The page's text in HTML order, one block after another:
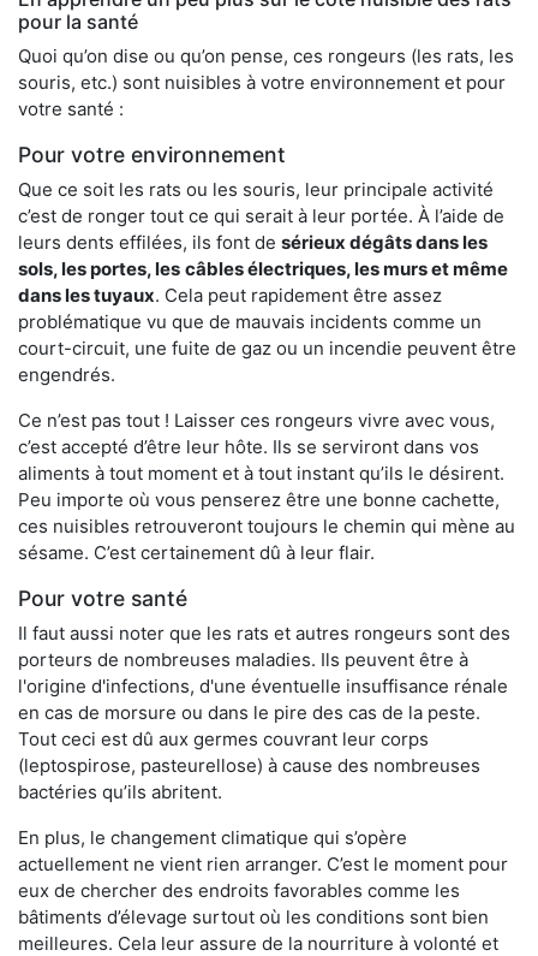
pour la santé
Quoi qu’on dise ou qu’on pense, ces rongeurs (les rats, les
souris, etc.) sont nuisibles à votre environnement et pour
votre santé :
Pour votre environnement
Que ce soit les rats ou les souris, leur principale activité
c’est de ronger tout ce qui serait à leur portée. À l’aide de
leurs dents effilées, ils font de sérieux dégâts dans les
sols, les portes, les câbles électriques, les murs et même
dans les tuyaux. Cela peut rapidement être assez
problématique vu que de mauvais incidents comme un
court-circuit, une fuite de gaz ou un incendie peuvent être
engendrés.
Ce n’est pas tout ! Laisser ces rongeurs vivre avec vous,
c’est accepté d’être leur hôte. Ils se serviront dans vos
aliments à tout moment et à tout instant qu’ils le désirent.
Peu importe où vous penserez être une bonne cachette,
ces nuisibles retrouveront toujours le chemin qui mène au
sésame. C’est certainement dû à leur flair.
Pour votre santé
Il faut aussi noter que les rats et autres rongeurs sont des
porteurs de nombreuses maladies. Ils peuvent être à
l'origine d'infections, d'une éventuelle insuffisance rénale
en cas de morsure ou dans le pire des cas de la peste.
Tout ceci est dû aux germes couvrant leur corps
(leptospirose, pasteurellose) à cause des nombreuses
bactéries qu’ils abritent.
En plus, le changement climatique qui s’opère
actuellement ne vient rien arranger. C’est le moment pour
eux de chercher des endroits favorables comme les
bâtiments d’élevage surtout où les conditions sont bien
meilleures. Cela leur assure de la nourriture à volonté et